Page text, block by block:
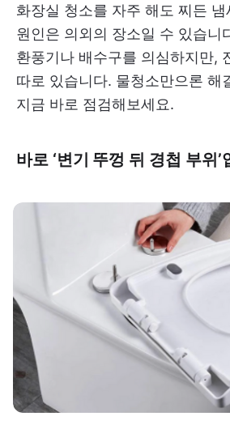
화장실 청소를 자주 해도 찌든
원인은 의외의 장소일 수 있습니
환풍기나 배수구를 의심하지만,
따로 있습니다. 물청소만으론 해
지금 바로 점검해보세요.
바로 ‘변기 뚜껑 뒤 경첩 부위’